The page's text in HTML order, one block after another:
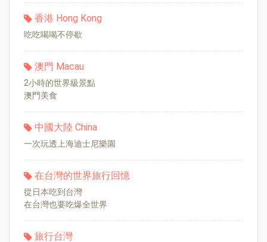
香港 Hong Kong
吃吃喝喝不停歇
澳門 Macau
2小時的世界級景點
澳門美食
中國大陸 China
一次玩透上海迪士尼樂園
在台灣的世界旅行回憶
從日本吃到台灣
在台灣也要吃爆全世界
旅行台灣